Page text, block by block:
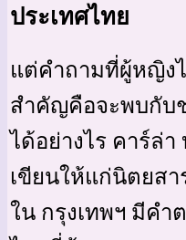
ประเทศไทย
แต่คำถามที่ผู้หญิง
สำคัญคือจะพบกับ
ได้อย่างไร คาร์ล่
เขียนให้แก่นิตยส
ใน กรุงเทพฯ มีคำ